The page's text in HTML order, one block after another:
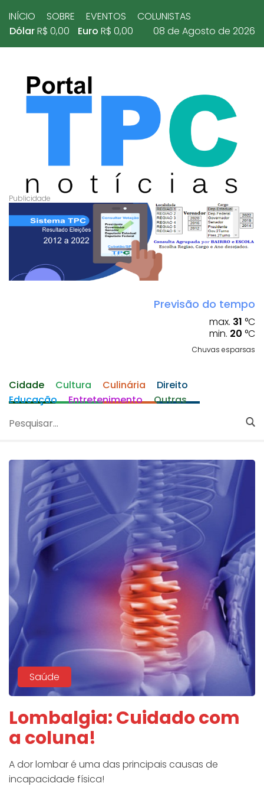
INÍCIO SOBRE EVENTOS
COLUNISTAS
DólarR$ 0,00 Euro R$ 0,00 08 de Agosto de 2026
Previsão do tempo
max. 31 °C
min. 20 °C
Chuvas esparsas
Cidade Cultura Culinária
Direito
Educação
Entretenimento Outras
Saúde
Lombalgia: Cuidado com
a coluna!
A dor lombar é uma das principais causas de
incapacidade física!